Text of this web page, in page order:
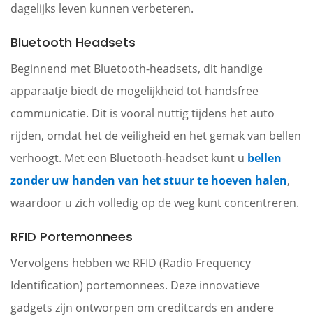
dagelijks leven kunnen verbeteren.
Bluetooth Headsets
Beginnend met Bluetooth-headsets, dit handige
apparaatje biedt de mogelijkheid tot handsfree
communicatie. Dit is vooral nuttig tijdens het auto
rijden, omdat het de veiligheid en het gemak van bellen
verhoogt. Met een Bluetooth-headset kunt u bellen
zonder uw handen van het stuur te hoeven halen,
waardoor u zich volledig op de weg kunt concentreren.
RFID Portemonnees
Vervolgens hebben we RFID (Radio Frequency
Identification) portemonnees. Deze innovatieve
gadgets zijn ontworpen om creditcards en andere